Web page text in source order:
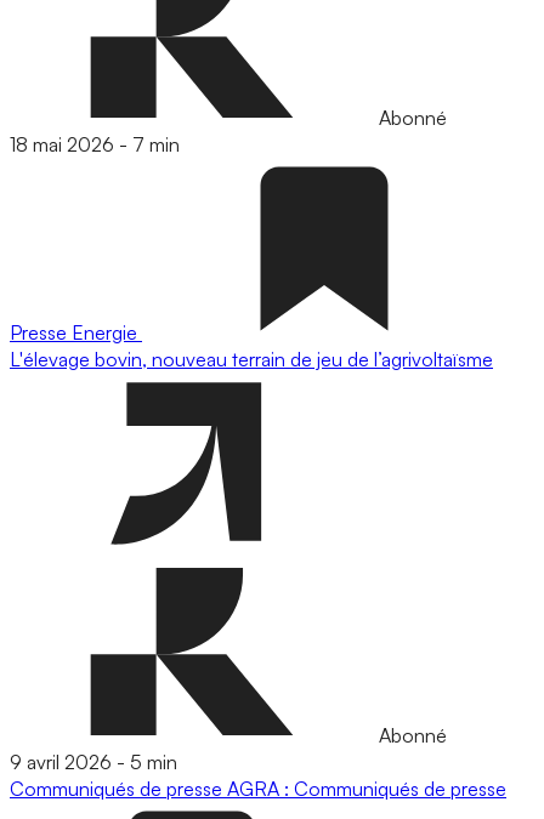
Abonné
18 mai 2026 - 7 min
Presse Energie
L'élevage bovin, nouveau terrain de jeu de l’agrivoltaïsme
Abonné
9 avril 2026 - 5 min
Communiqués de presse AGRA : Communiqués de presse